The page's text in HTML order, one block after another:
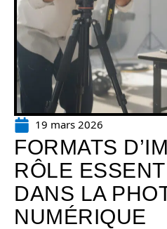
19 mars 2026
FORMATS
RÔLE
DANS LA
NUMÉRIQUE